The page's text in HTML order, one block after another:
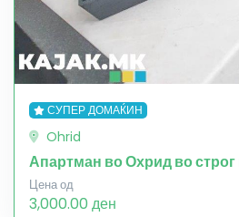
СУПЕР ДОМАЌИН
Ohrid
Апартман во Охрид во строг
Цена од
3,000.00 ден